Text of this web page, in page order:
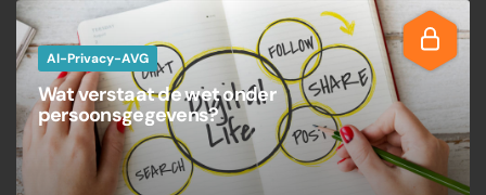
AI-Privacy-AVG
Wat verstaat de wet onder
persoonsgegevens?